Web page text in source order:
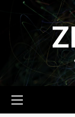
Перейти
содержимому
меню